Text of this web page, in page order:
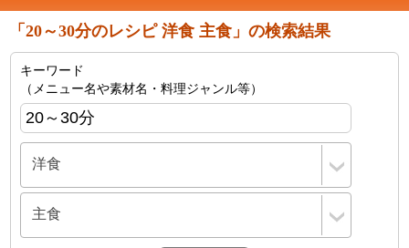
「20～30分のレシピ 洋食 主食」の検索結果
キーワード
（メニュー名や素材名・料理ジャンル等）